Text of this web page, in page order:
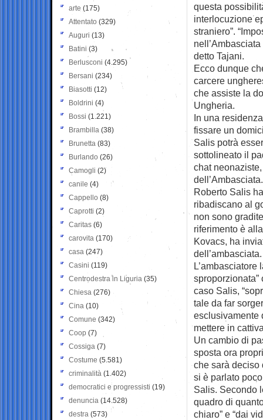
questa
interlocuzione
straniero”.
detto Tajani.
Ecco dunque
carcere
che assiste la
Ungheria.
In una
fissare un
Salis potrà
sottolineato il
chat
dell’Ambasciata.
Roberto Salis
ribadiscano al
non sono
riferimento è
Kovacs, ha
dell’ambasciata.
L’ambasciatore
sproporzionata”
caso Salis,
tale da far
esclusivamente
mettere in
Un cambio di
sposta ora
che sarà deciso
si è parlato
Salis. Secondo
quadro di
chiaro” e “dai
arte (175)
Attentato (329)
Auguri (13)
Batini (3)
Berlusconi (4.295)
Bersani (234)
Biasotti (12)
Boldrini (4)
Bossi (1.221)
Brambilla (38)
Brunetta (83)
Burlando (26)
Camogli (2)
canile (4)
Cappello (8)
Caprotti (2)
Caritas (6)
carovita (170)
casa (247)
Casini (119)
Centrodestra in Liguria (35)
Chiesa (276)
Cina (10)
Comune (342)
Coop (7)
Cossiga (7)
Costume (5.581)
criminalità (1.402)
democratici e progressisti (19)
denuncia (14.528)
destra (573)